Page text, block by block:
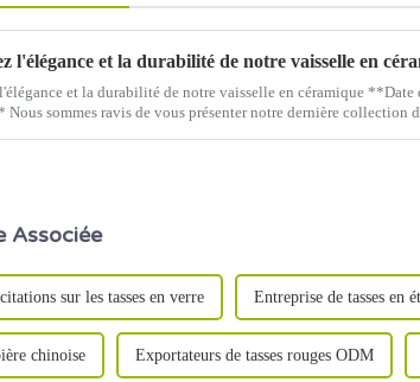
l'élégance et la durabilité de notre vaisselle en
et la durabilité de notre vaisselle en céramique **Date
sommes ravis de vous présenter notre dernière collection
Associée
sur les tasses en verre Entreprise de tasses en
chinoise Exportateurs de tasses rouges ODM